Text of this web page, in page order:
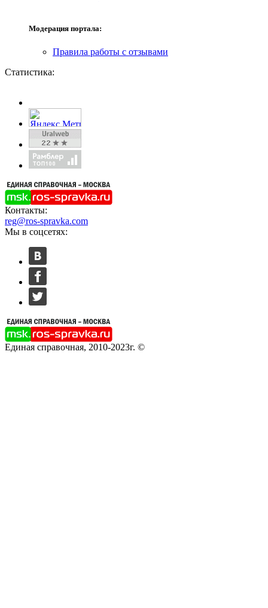
Модерация портала:
Правила работы с отзывами
Статистика:
Контакты:
reg@ros-spravka.com
Мы в соцсетях:
Единая справочная, 2010-2023г. ©